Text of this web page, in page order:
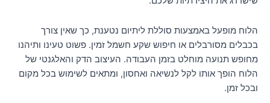
הלוח מופעל באמצעות סוללת ליתיום נטענת, כך שאין צורך
בכבלים מסורבלים או חיפוש שקע חשמל זמין. פשוט טעינו ותיהנו
מחופש תנועה מוחלט בזמן העבודה. העיצוב הדק והאלגנטי של
הלוח הופך אותו לקל לנשיאה ואחסון, ומתאים לשימוש בכל מקום
ובכל זמן.